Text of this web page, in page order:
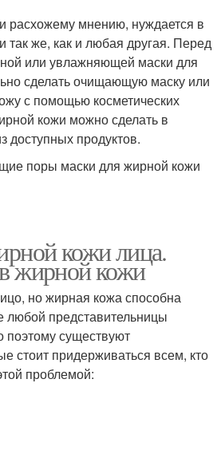
расхожему мнению, нуждается в
так же, как и любая другая. Перед
или увлажняющей маски для
сделать очищающую маску или
с помощью косметических
кожи можно сделать в
доступных продуктов.
поры маски для жирной кожи
кожи лица.
жирной кожи
но жирная кожа способна
любой представительницы
поэтому существуют
стоит придерживаться всем, кто
проблемой: